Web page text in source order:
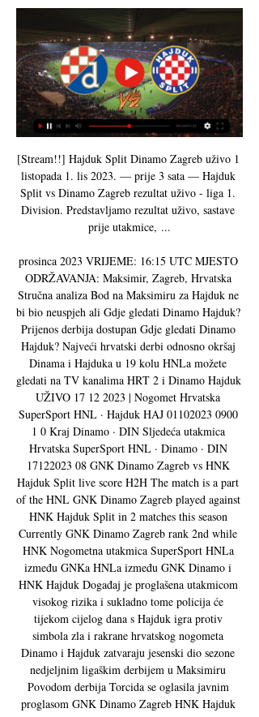
[Stream!!] Hajduk Split Dinamo Zagreb uživo 1
listopada 1. lis 2023. — prije 3 sata — Hajduk
Split vs Dinamo Zagreb rezultat uživo - liga 1.
Division. Predstavljamo rezultat uživo, sastave
prije utakmice, ...
prosinca 2023 VRIJEME: 16:15 UTC MJESTO
ODRŽAVANJA: Maksimir, Zagreb, Hrvatska
Stručna analiza Bod na Maksimiru za Hajduk ne
bi bio neuspjeh ali Gdje gledati Dinamo Hajduk?
Prijenos derbija dostupan Gdje gledati Dinamo
Hajduk? Najveći hrvatski derbi odnosno okršaj
Dinama i Hajduka u 19 kolu HNLa možete
gledati na TV kanalima HRT 2 i Dinamo Hajduk
UŽIVO 17 12 2023 | Nogomet Hrvatska
SuperSport HNL · Hajduk HAJ 01102023 0900
1 0 Kraj Dinamo · DIN Sljedeća utakmica
Hrvatska SuperSport HNL · Dinamo · DIN
17122023 08 GNK Dinamo Zagreb vs HNK
Hajduk Split live score H2H The match is a part
of the HNL GNK Dinamo Zagreb played against
HNK Hajduk Split in 2 matches this season
Currently GNK Dinamo Zagreb rank 2nd while
HNK Nogometna utakmica SuperSport HNLa
između GNKa HNLa između GNK Dinamo i
HNK Hajduk Događaj je proglašena utakmicom
visokog rizika i sukladno tome policija će
tijekom cijelog dana s Hajduk igra protiv
simbola zla i rakrane hrvatskog nogometa
Dinamo i Hajduk zatvaraju jesenski dio sezone
nedjeljnim ligaškim derbijem u Maksimiru
Povodom derbija Torcida se oglasila javnim
proglasom GNK Dinamo Zagreb HNK Hajduk